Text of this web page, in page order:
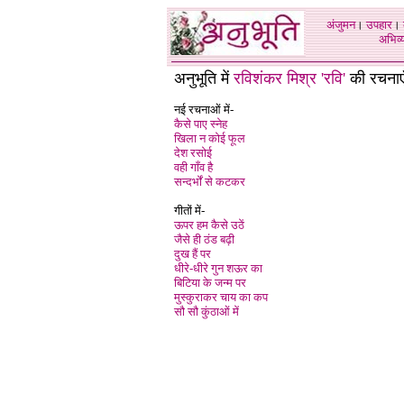
अंजुमन।उपहार।
अनुभूति मेंरविशंकर मिश्र 'रवि' की
नई रचनाओं में-
कैसे पाए स्नेह
खिला न कोई फूल
देश रसोई
वही गाँव है
सन्दर्भों से कटकर
गीतों में-
ऊपर हम कैसे उठें
जैसे ही ठंड बढ़ी
दुख हैं पर
धीरे-धीरे गुन शऊर का
बिटिया के जन्म पर
मुस्कुराकर चाय का कप
सौ सौ कुंठाओं में